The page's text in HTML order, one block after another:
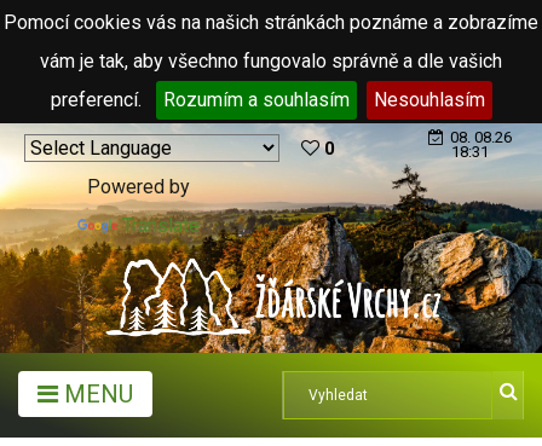
Pomocí cookies vás na našich stránkách poznáme a zobrazíme
vám je tak, aby všechno fungovalo správně a dle vašich
preferencí.
Rozumím a souhlasím Nesouhlasím
Powered by
Translate
0
08. 08.26
18:31
MENU